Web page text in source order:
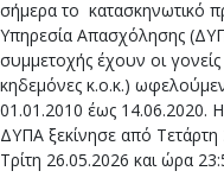
σήμερα το κατασκηνωτικό
Υπηρεσία Απασχόλησης
συμμετοχής έχουν οι
κηδεμόνες κ.ο.κ.)
01.01.2010 έως 14.06.2020.
ΔΥΠΑ ξεκίνησε από Τετάρτη
Τρίτη 26.05.2026 και ώρα